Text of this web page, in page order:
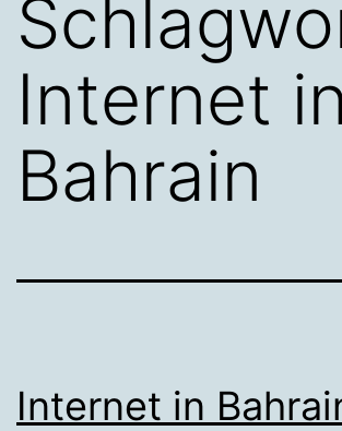
Internet in
Bahrain
Internet in